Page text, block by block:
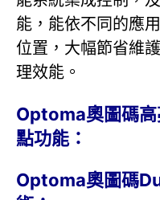
能，能依不同的應
位置，大幅節省維
理效能。
Optoma奧圖碼
點功能：
Optoma奧圖碼